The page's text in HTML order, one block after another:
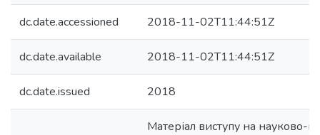
dc.date.accessioned 2018-11-02T11:44:51Z
dc.date.available 2018-11-02T11:44:51Z
dc.date.issued 2018
Матеріал виступу на науково-